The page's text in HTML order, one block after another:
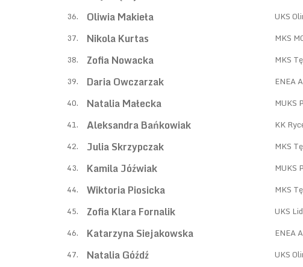
36.
Oliwia Makieła UKS
37.
Nikola Kurtas MKS
38.
Zofia Nowacka MKS
39.
Daria Owczarzak ENEA
40.
Natalia Małecka MUKS
41.
Aleksandra Bańkowiak KK
42.
Julia Skrzypczak MKS
43.
Kamila Jóźwiak MUKS
44.
Wiktoria Piosicka MKS
45.
Zofia Klara Fornalik UKS
46.
Katarzyna Siejakowska ENEA
47.
Natalia Góźdź UKS